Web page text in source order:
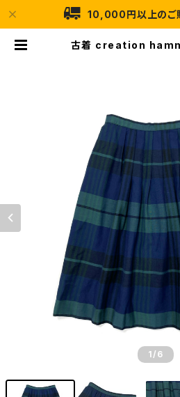
10,000円以上のご
古着 creation
緑 (btu2411038) |
1 /6